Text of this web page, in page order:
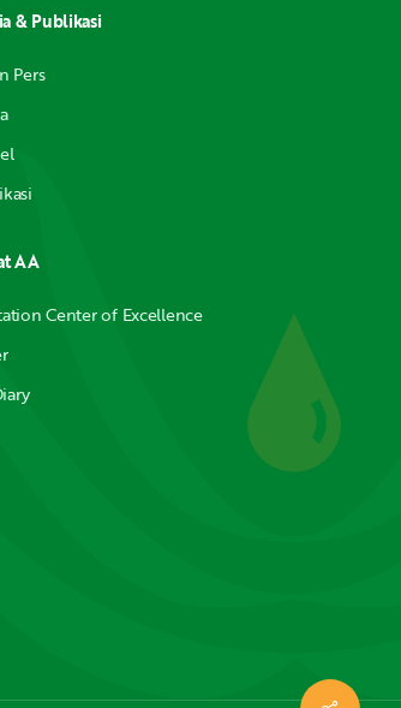
& Publikasi
Pers
AA
Center of Excellence